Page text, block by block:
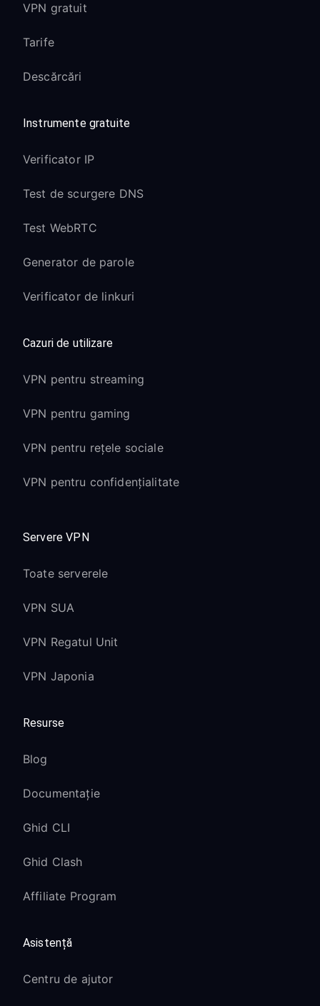
VPN gratuit
Tarife
Descărcări
Instrumente gratuite
Verificator IP
Test de scurgere DNS
Test WebRTC
Generator de parole
Verificator de linkuri
Cazuri de utilizare
VPN pentru streaming
VPN pentru gaming
VPN pentru rețele sociale
VPN pentru confidențialitate
Servere VPN
Toate serverele
VPN SUA
VPN Regatul Unit
VPN Japonia
Resurse
Blog
Documentație
Ghid CLI
Ghid Clash
Affiliate Program
Asistență
Centru de ajutor